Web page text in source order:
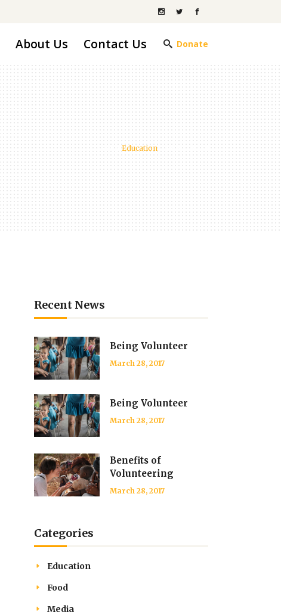
About Us Contact Us Donate
Education
Recent News
Being Volunteer
March 28, 2017
Being Volunteer
March 28, 2017
Benefits of
Volunteering
March 28, 2017
Categories
Education
Food
Media